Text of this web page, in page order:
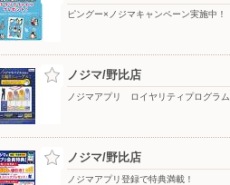
ピングー×ノジマキャンペーン実施中！
ノジマ/野比店
ノジマアプリ ロイヤリティプログラム
ノジマ/野比店
ノジマアプリ登録で特典満載！